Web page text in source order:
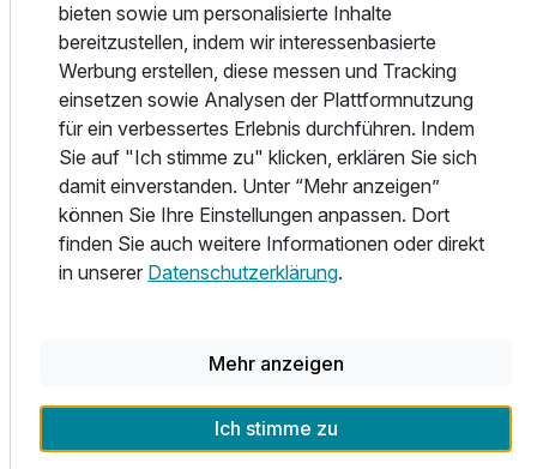
und Außenplätzen im Sommer. Hier genießen Sie Ihr
Frühstück, Kaffee und Kuchen oder auch unsere
herzhaften harztypischen Gerichte.
Für Hotelgäste halten wir auch einen eigenen
Wellnessbereich vor mit Dampf- und finnischer Sauna.
Abendessen im Hotel „Zum Sonnenhof“
Zum Abendessen begrüßen wir Sie gern in unserem
gemütlichen Restaurant. Wir haben täglich von 17.30 –
21.00 Uhr geöffnet.
Es erwarten Sie eine kleiner Gruß aus der Küche eine
ein typisch Harzer Kräuterlikör.
bieten sowie um personalisierte Inhalte
bereitzustellen, indem wir interessenbasierte
Werbung erstellen, diese messen und Tracking
einsetzen sowie Analysen der Plattformnutzung
für ein verbessertes Erlebnis durchführen. Indem
Sie auf "Ich stimme zu" klicken, erklären Sie sich
damit einverstanden. Unter “Mehr anzeigen”
können Sie Ihre Einstellungen anpassen. Dort
finden Sie auch weitere Informationen oder direkt
in unserer Datenschutzerklärung.
Mehr anzeigen
Ich stimme zu